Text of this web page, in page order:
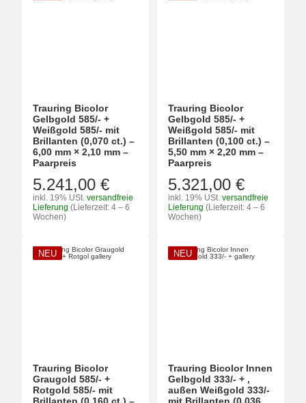
Trauring Bicolor
Gelbgold 585/- +
Weißgold 585/- mit
Brillanten (0,070 ct.) –
6,00 mm × 2,10 mm –
Paarpreis
5.241,00 €
inkl. 19% USt. versandfreie
Lieferung (Lieferzeit: 4 – 6
Wochen)
Trauring Bicolor
Gelbgold 585/- +
Weißgold 585/- mit
Brillanten (0,100 ct.) –
5,50 mm × 2,20 mm –
Paarpreis
5.321,00 €
inkl. 19% USt. versandfreie
Lieferung (Lieferzeit: 4 – 6
Wochen)
NEU
Trauring Bicolor
Graugold 585/- +
Rotgold 585/- mit
NEU
Trauring Bicolor Innen
Gelbgold 333/- + ,
außen Weißgold 333/-